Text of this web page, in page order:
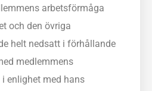
arbetsförmåga
och den övriga
helt nedsatt i förhållande
medlemmens
enlighet med hans